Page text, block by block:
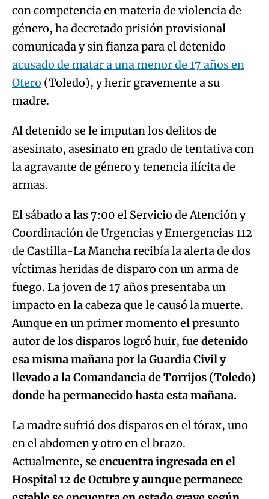
con competencia en materia de violencia de
género, ha decretado prisión provisional
comunicada y sin fianza para el detenido
acusado de matar a una menor de 17 años en
Otero (Toledo), y herir gravemente a su
madre.
Al detenido se le imputan los delitos de
asesinato, asesinato en grado de tentativa con
la agravante de género y tenencia ilícita de
armas.
El sábado a las 7:00 el Servicio de Atención y
Coordinación de Urgencias y Emergencias 112
de Castilla-La Mancha recibía la alerta de dos
víctimas heridas de disparo con un arma de
fuego. La joven de 17 años presentaba un
impacto en la cabeza que le causó la muerte.
Aunque en un primer momento el presunto
autor de los disparos logró huir, fue detenido
esa misma mañana por la Guardia Civil y
llevado a la Comandancia de Torrijos (Toledo)
donde ha permanecido hasta esta mañana.
La madre sufrió dos disparos en el tórax, uno
en el abdomen y otro en el brazo.
Actualmente, se encuentra ingresada en el
Hospital 12 de Octubre y aunque permanece